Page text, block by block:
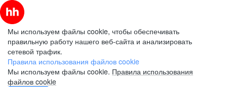
Мы используем файлы cookie, чтобы обеспечивать
правильную работу нашего веб-сайта и анализировать
сетевой трафик.
Правила использования файлов cookie
Мы используем файлы cookie. Правила использования
файлов cookie